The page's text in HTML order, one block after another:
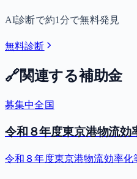
AI診断で約1分で無料発見
無料診断
🔗関連する補助金
募集中全国
令和８年度東京港物流効
令和８年度東京港物流効率化